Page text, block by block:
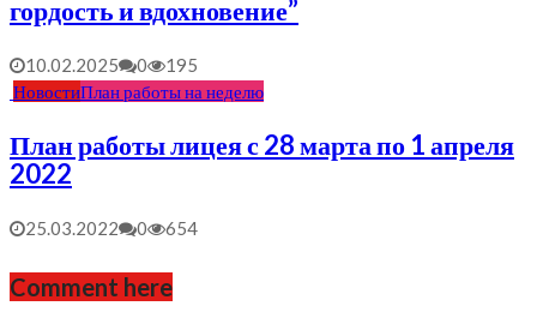
гордость и вдохновение”
10.02.2025 0
195
НовостиПлан работы на неделю
План работы лицея с 28 марта по 1 апреля
2022
25.03.2022 0 654
Comment here